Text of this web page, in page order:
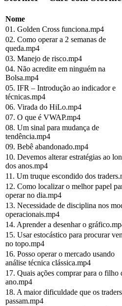
Nome
01. Golden Cross funciona.mp4
02. Como operar a 2 semanas de
queda.mp4
03. Manejo de risco.mp4
04. Não acredite em ninguém na
Bolsa.mp4
05. IFR – Introdução ao indicador e
técnicas.mp4
06. Virada do HiLo.mp4
07. O que é VWAP.mp4
08. Um sinal para mudança de
tendência.mp4
09. Bebê abandonado.mp4
10. Devemos alterar estratégias ao
dos anos.mp4
11. Um truque escondido dos
12. Como localizar o melhor papel
operar no dia.mp4
13. Necessidade de disciplina nos
operacionais.mp4
14. Aprender a desenhar o
15. Usar estocástico para procurar
no topo.mp4
16. Posso operar o mercado usando
análise técnica clássica.mp4
17. Quais ações comprar para o filho
ano.mp4
18. A maior dificuldade que os traders
passam.mp4